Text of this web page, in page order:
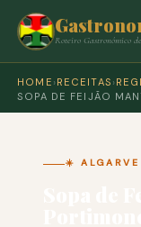
Roteiro Gastronómico
HOME › RECEITAS ›
SOPA DE FEIJÃO
☀️ ALGARVE